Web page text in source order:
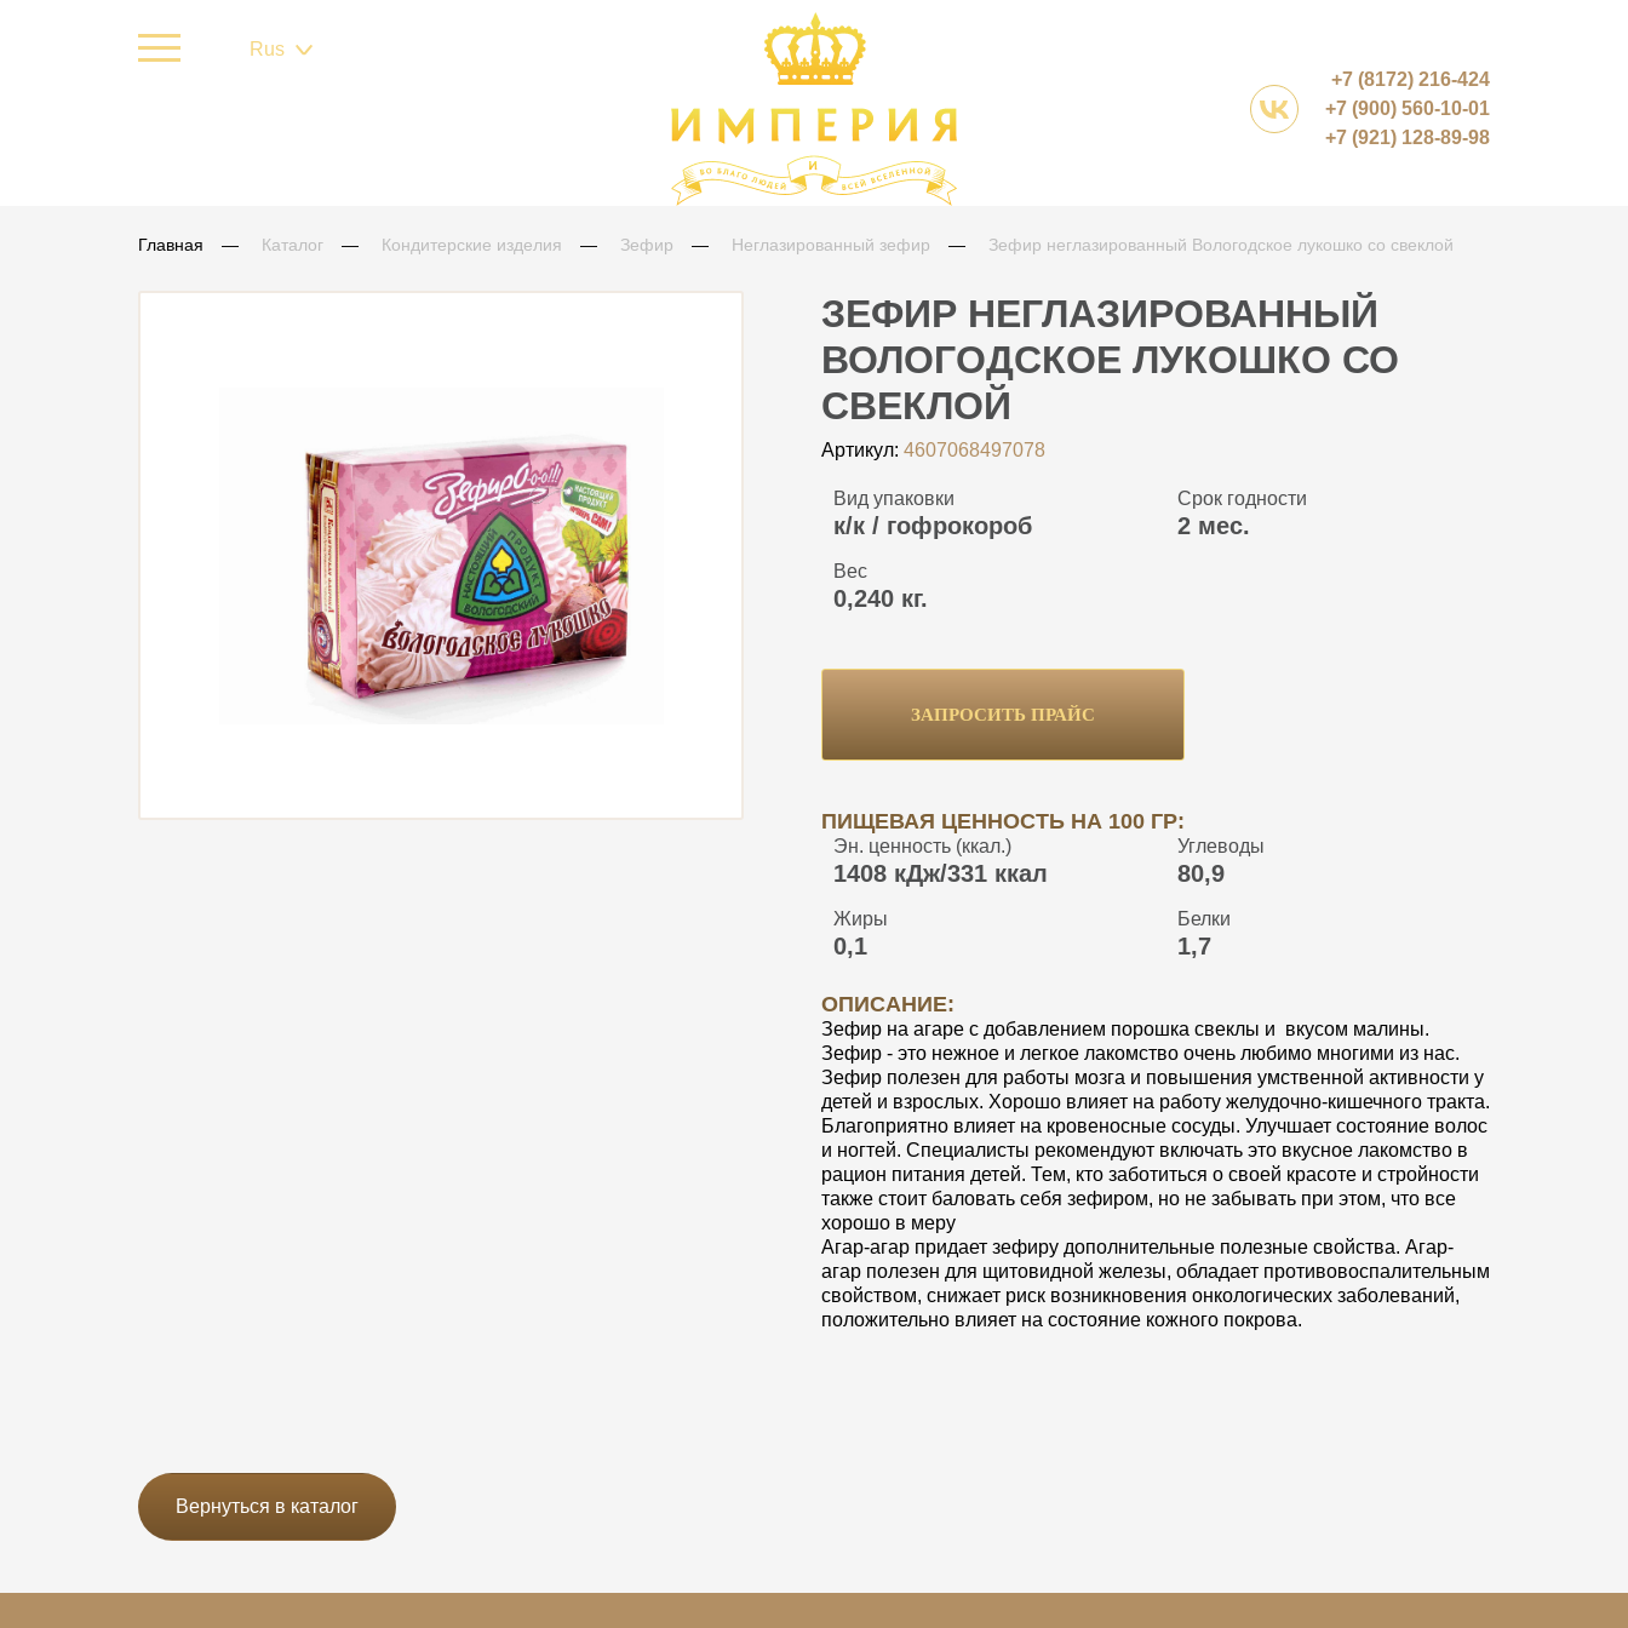
Rus
+7 (8172) 216-424
+7 (900) 560-10-01
+7 (921) 128-89-98
Главная Каталог Кондитерские изделия Зефир Неглазированный зефир Зефир неглазированный Вологодское лукошко со свеклой
ЗЕФИР НЕГЛАЗИРОВАННЫЙ
ВОЛОГОДСКОЕ ЛУКОШКО СО
СВЕКЛОЙ
Артикул: 4607068497078
Вид упаковки
к/к / гофрокороб
Срок годности
2 мес.
Вес
0,240 кг.
ЗАПРОСИТЬ ПРАЙС
ПИЩЕВАЯ ЦЕННОСТЬ НА 100 ГР:
Эн. ценность (ккал.)
1408 кДж/331 ккал
Углеводы
80,9
Жиры
0,1
Белки
1,7
ОПИСАНИЕ:
Зефир на агаре с добавлением порошка свеклы и вкусом малины.
Зефир - это нежное и легкое лакомство очень любимо многими из нас.
Зефир полезен для работы мозга и повышения умственной активности у
детей и взрослых. Хорошо влияет на работу желудочно-кишечного тракта.
Благоприятно влияет на кровеносные сосуды. Улучшает состояние волос
и ногтей. Специалисты рекомендуют включать это вкусное лакомство в
рацион питания детей. Тем, кто заботиться о своей красоте и стройности
также стоит баловать себя зефиром, но не забывать при этом, что все
хорошо в меру
Агар-агар придает зефиру дополнительные полезные свойства. Агар-
агар полезен для щитовидной железы, обладает противовоспалительным
свойством, снижает риск возникновения онкологических заболеваний,
положительно влияет на состояние кожного покрова.
Вернуться в каталог